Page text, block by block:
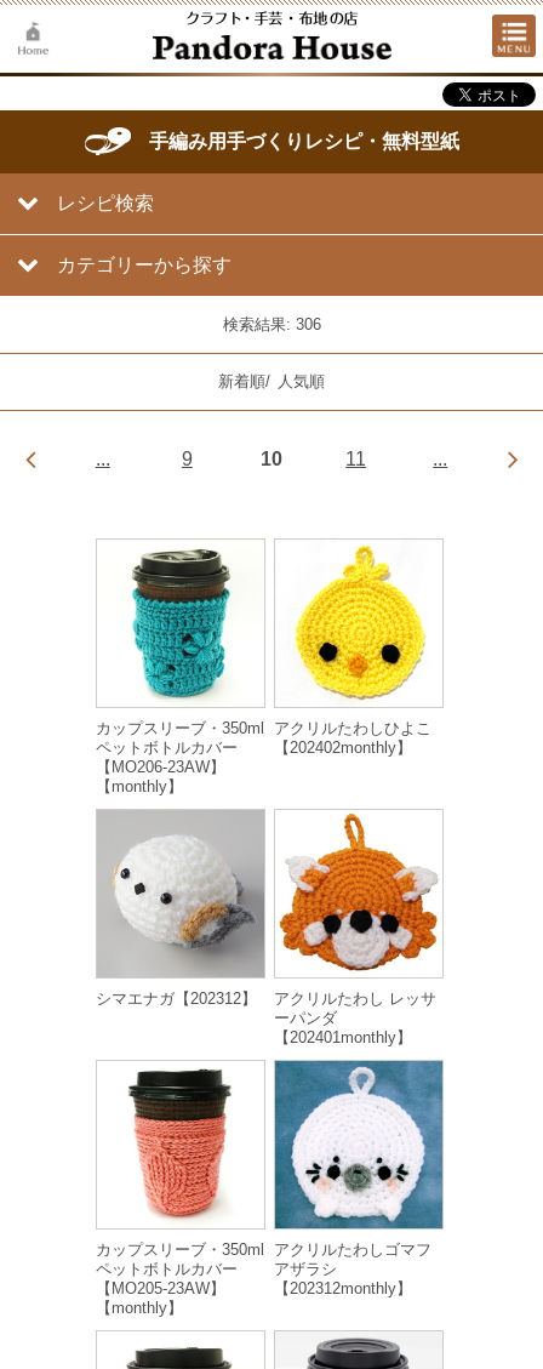
手編み用手づくりレシピ・無料型紙
レシピ検索
カテゴリーから探す
検索結果: 306
新着順/ 人気順
... 9 10 11 ...
カップスリーブ・350ml
ペットボトルカバー
【MO206-23AW】
【monthly】
アクリルたわしひよこ
【202402monthly】
シマエナガ【202312】
アクリルたわし レッサ
ーパンダ
【202401monthly】
カップスリーブ・350ml
ペットボトルカバー
【MO205-23AW】
【monthly】
アクリルたわしゴマフ
アザラシ
【202312monthly】